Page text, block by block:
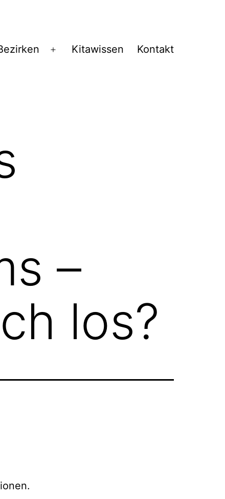
Menü
Kitawissen Kontakt
–
los?